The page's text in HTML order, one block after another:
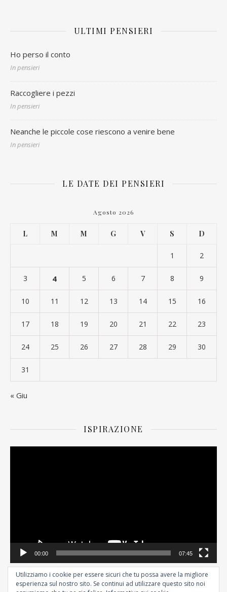
ULTIMI PENSIERI
Ho perso il conto
In pensieri
Raccogliere i pezzi
In pensieri
Neanche le piccole cose riescono a venire bene
In pensieri
LE DATE DEI PENSIERI
Agosto 2026
L M M G V S D
1 2
3 4 5 6 7 8 9
10 11 12 13 14 15 16
17 18 19 20 21 22 23
24 25 26 27 28 29 30
31
« Giu
ISPIRAZIONE
00:00 07:45
Utilizziamo i cookie per essere sicuri che tu possa avere la migliore
esperienza sul nostro sito. Se continui ad utilizzare questo sito noi